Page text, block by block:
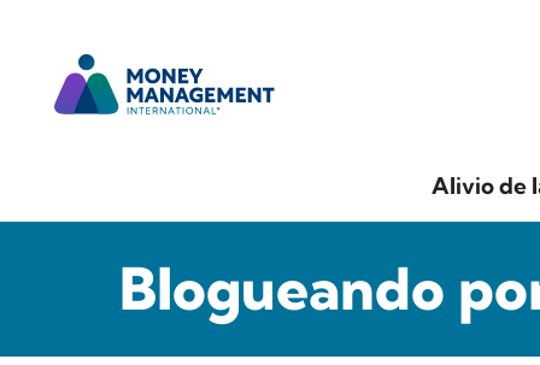
Alivio de
Blogueando